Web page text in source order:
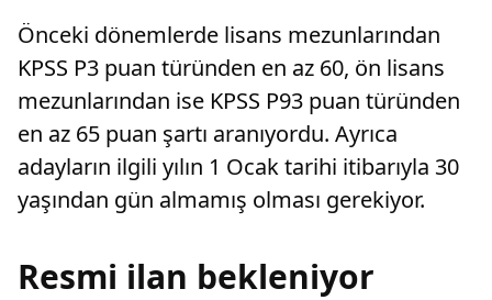
Önceki dönemlerde lisans mezunlarından
KPSS P3 puan türünden en az 60, ön lisans
mezunlarından ise KPSS P93 puan türünden
en az 65 puan şartı aranıyordu. Ayrıca
adayların ilgili yılın 1 Ocak tarihi itibarıyla 30
yaşından gün almamış olması gerekiyor.
Resmi ilan bekleniyor